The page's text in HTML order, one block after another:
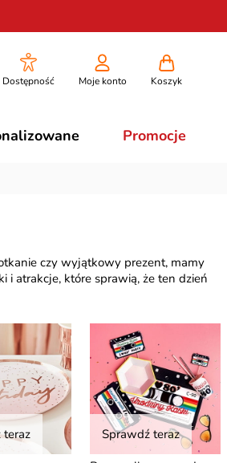
Dostępność Moje konto Koszyk
Promocje
czy wyjątkowy prezent, mamy
i atrakcje, które sprawią, że ten dzień
teraz
Sprawdź teraz